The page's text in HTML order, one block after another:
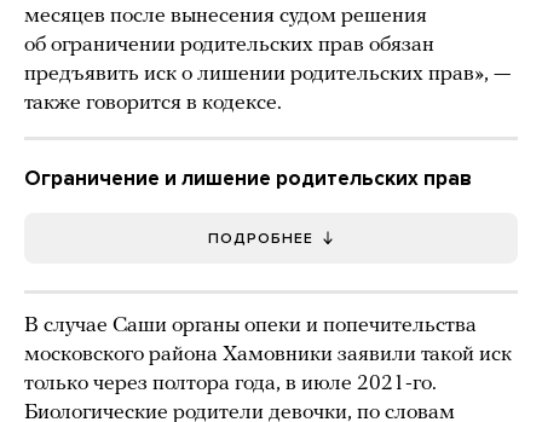
месяцев после вынесения судом решения
об ограничении родительских прав обязан
предъявить иск о лишении родительских прав», —
также говорится в кодексе.
Ограничение и лишение родительских прав
ПОДРОБНЕЕ
В случае Саши органы опеки и попечительства
московского района Хамовники заявили такой иск
только через полтора года, в июле 2021-го.
Биологические родители девочки, по словам